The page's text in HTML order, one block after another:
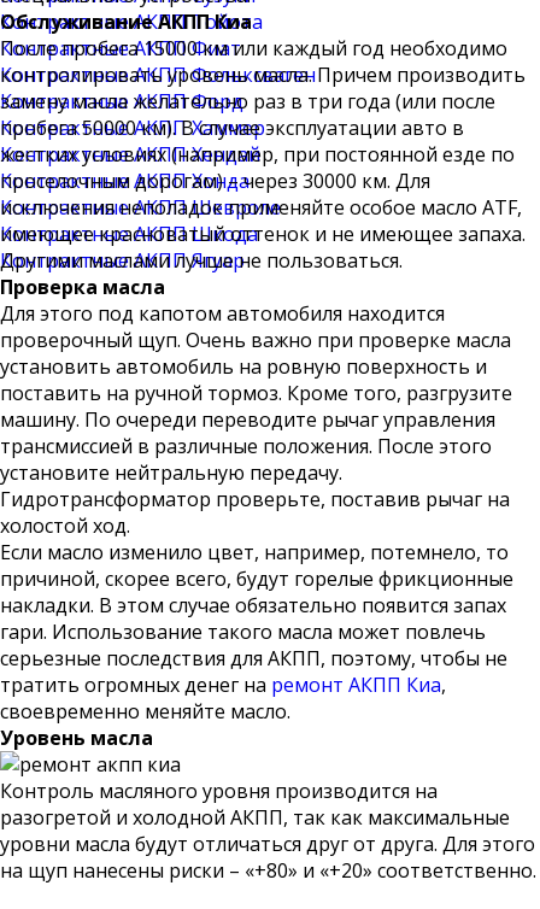
Контрактные АКПП Тойота
Контрактные АКПП Фиат
Контрактные АКПП Фольксваген
Контрактные АКПП Форд
Контрактные АКПП Хаммер
Контрактные АКПП Хендай
Контрактные АКПП Хонда
Контрактные АКПП Шевроле
Контрактные АКПП Шкода
Контрактные АКПП Ягуар
Обслуживание АКПП Киа
После пробега 15000 км или каждый год необходимо
контролировать уровень масла. Причем производить
замену масла желательно раз в три года (или после
пробега 50000 км). В случае эксплуатации авто в
жестких условиях (например, при постоянной езде по
проселочным дорогам) – через 30000 км. Для
исключения неполадок применяйте особое масло ATF,
имеющее красноватый оттенок и не имеющее запаха.
Другими маслами лучше не пользоваться.
Проверка масла
Для этого под капотом автомобиля находится
проверочный щуп. Очень важно при проверке масла
установить автомобиль на ровную поверхность и
поставить на ручной тормоз. Кроме того, разгрузите
машину. По очереди переводите рычаг управления
трансмиссией в различные положения. После этого
установите нейтральную передачу.
Гидротрансформатор проверьте, поставив рычаг на
холостой ход.
Если масло изменило цвет, например, потемнело, то
причиной, скорее всего, будут горелые фрикционные
накладки. В этом случае обязательно появится запах
гари. Использование такого масла может повлечь
серьезные последствия для АКПП, поэтому, чтобы не
тратить огромных денег на ремонт АКПП Киа,
своевременно меняйте масло.
Уровень масла
Контроль масляного уровня производится на
разогретой и холодной АКПП, так как максимальные
уровни масла будут отличаться друг от друга. Для этого
на щуп нанесены риски – «+80» и «+20» соответственно.